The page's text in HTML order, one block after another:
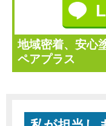
地域密着、安心
ペアプラス